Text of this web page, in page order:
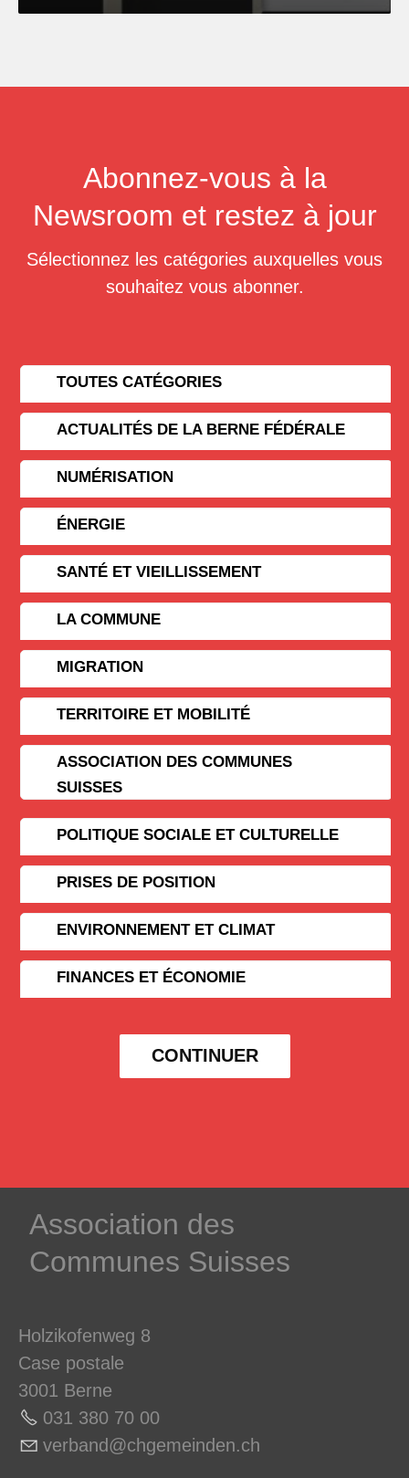
Abonnez-vous à la
Newsroom et restez à jour
Sélectionnez les catégories auxquelles vous
souhaitez vous abonner.
TOUTES CATÉGORIES
ACTUALITÉS DE LA BERNE FÉDÉRALE
NUMÉRISATION
ÉNERGIE
SANTÉ ET VIEILLISSEMENT
LA COMMUNE
MIGRATION
TERRITOIRE ET MOBILITÉ
ASSOCIATION DES COMMUNES
SUISSES
POLITIQUE SOCIALE ET CULTURELLE
PRISES DE POSITION
ENVIRONNEMENT ET CLIMAT
FINANCES ET ÉCONOMIE
CONTINUER
­Association des­
Communes ­Suisses
Holzikofenweg 8
Case postale
3001 Berne
031 380 70 00
v rb nd chg m nd n ch